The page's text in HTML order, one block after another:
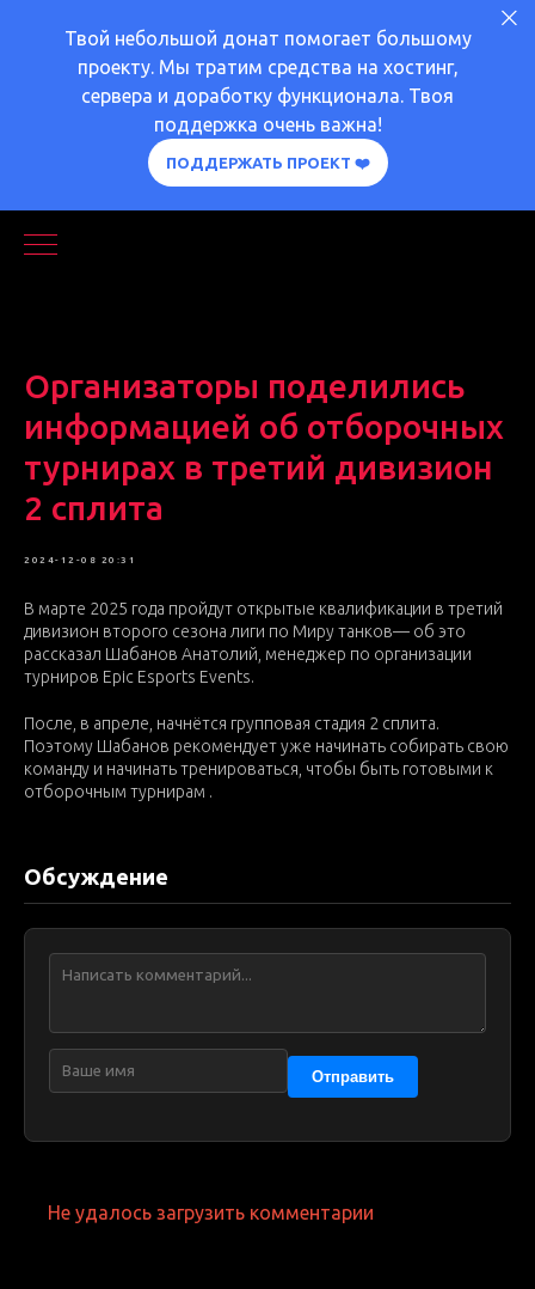
Твой небольшой донат помогает большому
проекту. Мы тратим средства на хостинг,
сервера и доработку функционала. Твоя
поддержка очень важна!
ПОДДЕРЖАТЬ ПРОЕКТ ❤️
Организаторы поделились
информацией об отборочных
турнирах в третий дивизион
2 сплита
2024-12-08 20:31
В марте 2025 года пройдут открытые квалификации в третий
дивизион второго сезона лиги по Миру танков— об это
рассказал Шабанов Анатолий, менеджер по организации
турниров Epic Esports Events.
После, в апреле, начнётся групповая стадия 2 сплита.
Поэтому Шабанов рекомендует уже начинать собирать свою
команду и начинать тренироваться, чтобы быть готовыми к
отборочным турнирам .
Обсуждение
Отправить
Не удалось загрузить комментарии